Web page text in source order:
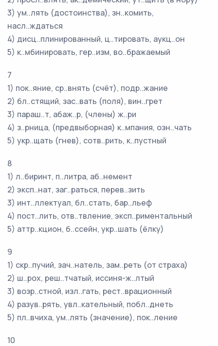
3) ум..лять (достоинства), зн..комить,
насл..ждаться
4) дисц..плинированный, ц..тировать, аукц..он
5) к..мбинировать, гер..изм, во..бражаемый
7
1) пок..яние, ср..внять (счёт), подр..жание
2) бл..стящий, зас..вать (поля), вин..грет
3) параш..т, абаж..р, (члены) ж..ри
4) з..рница, (предвыборная) к..мпания, озн..чать
5) укр..щать (гнев), сотв..рить, к..пустный
8
1) л..биринт, п..литра, аб..немент
2) эксп..нат, заг..раться, перев..зить
3) инт..ллектуал, бл..стать, бар..льеф
4) пост..лить, отв..твление, эксп..риментальный
5) аттр..кцион, б..ссейн, укр..шать (ёлку)
9
1) скр..пучий, зач..натель, зам..реть (от страха)
2) ш..рох, реш..тчатый, иссиня-ж..лтый
3) возр..стной, изл..гать, рест..врационный
4) разув..рять, увл..кательный, побл..днеть
5) пл..вчиха, ум..лять (значение), пок..ление
10